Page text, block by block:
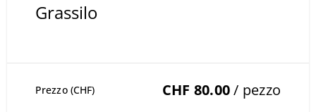
Grassilo
Prezzo (CHF) CHF 80.00/ pezzo